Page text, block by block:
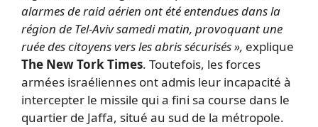
alarmes de raid aérien ont été entendues dans la
région de Tel-Aviv samedi matin, provoquant une
ruée des citoyens vers les abris sécurisés », explique
The New Tork Times. Toutefois, les forces
armées israéliennes ont admis leur incapacité à
intercepter le missile qui a fini sa course dans le
quartier de Jaffa, situé au sud de la métropole.